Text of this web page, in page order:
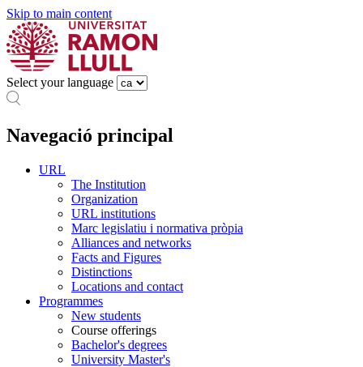
Skip to main content
Select your language
Navegació principal
URL
The Institution
Organization
URL institutions
Marc legislatiu i normativa pròpia
Alliances and networks
Facts and Figures
Distinctions
Locations and contact
Programmes
New students
Course offerings
Bachelor's degrees
University Master's